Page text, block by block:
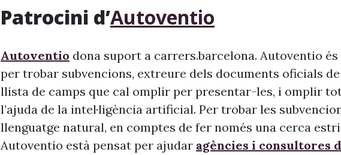
Patrocini d’Autoventio
Autoventio dona suport a carrers.barcelona. Autoventio
per trobar subvencions, extreure dels documents oficials
llista de camps que cal omplir per presentar-les, i omplir
l’ajuda de la intel·ligència artificial. Per trobar les
llenguatge natural, en comptes de fer només una cerca
Autoventio està pensat per ajudar agències i consultores